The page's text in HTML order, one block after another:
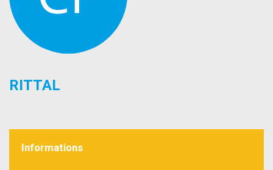
RITTAL
Informations